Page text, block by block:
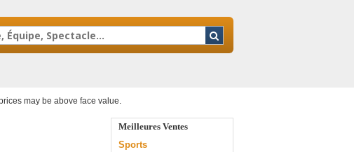
may be above face value.
Meilleures Ventes
Sports